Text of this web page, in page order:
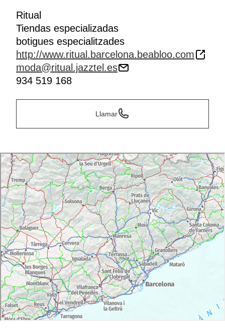
Ritual
Tiendas especializadas
botigues especialitzades
http://www.ritual.barcelona.beabloo.com
moda@ritual.jazztel.es
934 519 168
Llamar